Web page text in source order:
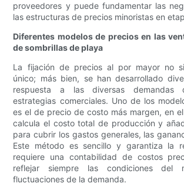
proveedores y puede fundamentar las
las estructuras de precios minoristas en
Diferentes modelos de precios en las
de sombrillas de playa
La fijación de precios al por mayor no
único; más bien, se han desarrollado
respuesta a las diversas demandas
estrategias comerciales. Uno de los
es el de precio de costo más margen, en
calcula el costo total de producción y
para cubrir los gastos generales, las
Este método es sencillo y garantiza la
requiere una contabilidad de costos
reflejar siempre las condiciones del
fluctuaciones de la demanda.